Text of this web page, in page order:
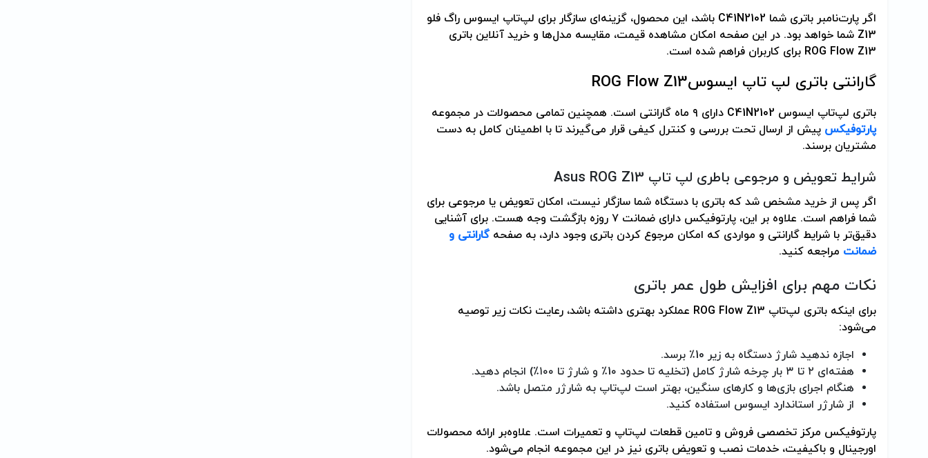
اگر پارت‌نامبر باتری شما C41N2102 باشد، این محصول، گزینه‌ای سازگار برای لپ‌تاپ ایسوس راگ فلو
Z13 شما خواهد بود. در این صفحه امکان مشاهده قیمت، مقایسه مدل‌ها و خرید آنلاین باتری
ROG Flow Z13 برای کاربران فراهم شده است.
گارانتی باتری لپ تاپ ایسوسROG Flow Z13
باتری لپ‌تاپ ایسوس C41N2102 دارای ۹ ماه گارانتی است. همچنین تمامی محصولات در مجموعه
پارتوفیکس پیش از ارسال تحت بررسی و کنترل کیفی قرار می‌گیرند تا با اطمینان کامل به دست
مشتریان برسند.
شرایط تعویض و مرجوعی باطری لپ تاپ Asus ROG Z13
اگر پس از خرید مشخص شد که باتری با دستگاه شما سازگار نیست، امکان تعویض یا مرجوعی برای
شما فراهم است. علاوه بر این، پارتوفیکس دارای ضمانت ۷ روزه بازگشت وجه هست. برای آشنایی
دقیق‌تر با شرایط گارانتی و مواردی که امکان مرجوع کردن باتری وجود دارد، به صفحهگارانتی و
ضمانت مراجعه کنید.
نکات مهم برای افزایش طول عمر باتری
برای اینکه باتری لپ‌تاپ ROG Flow Z13 عملکرد بهتری داشته باشد، رعایت نکات زیر توصیه
می‌شود:
اجازه ندهید شارژ دستگاه به زیر 10٪ برسد
.
هفته‌ای ۲ تا ۳ بار چرخه شارژ کامل (تخلیه تا حدود 1۰٪ و شارژ تا ۱۰۰٪) انجام دهید
.
هنگام اجرای بازی‌ها و کارهای سنگین، بهتر است لپ‌تاپ به شارژر متصل باشد.
از شارژر استاندارد ایسوس استفاده کنید.
پارتوفیکس مرکز تخصصی فروش و تامین قطعات لپ‌تاپ و تعمیرات است. علاوه‌بر ارائه محصولات
اورجینال و باکیفیت، خدمات نصب و تعویض باتری نیز در این مجموعه انجام می‌شود.